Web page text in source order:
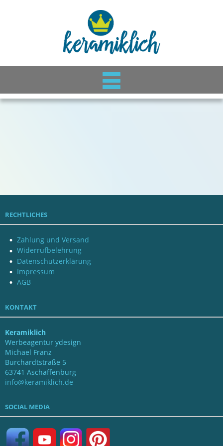
RECHTLICHES
Zahlung und Versand
Widerrufbelehrung
Datenschutzerklärung
Impressum
AGB
KONTAKT
Keramiklich
Werbeagentur ydesign
Michael Franz
Burchardtstraße 5
63741 Aschaffenburg
info@keramiklich.de
SOCIAL MEDIA